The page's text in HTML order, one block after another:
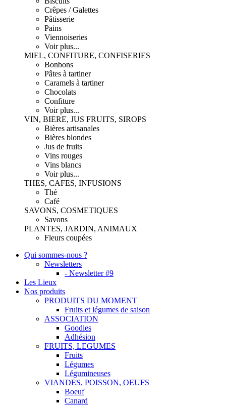
Crêpes / Galettes
Pâtisserie
Pains
Viennoiseries
Voir plus...
MIEL, CONFITURE, CONFISERIES
Bonbons
Pâtes à tartiner
Caramels à tartiner
Chocolats
Confiture
Voir plus...
VIN, BIERE, JUS FRUITS, SIROPS
Bières artisanales
Bières blondes
Jus de fruits
Vins rouges
Vins blancs
Voir plus...
THES, CAFES, INFUSIONS
Thé
Café
SAVONS, COSMETIQUES
Savons
PLANTES, JARDIN, ANIMAUX
Fleurs coupées
Qui sommes-nous ?
Newsletters
- Newsletter #9
Les Lieux
Nos produits
PRODUITS DU MOMENT
Fruits et légumes de saison
ASSOCIATION
Goodies
Adhésion
FRUITS, LEGUMES
Fruits
Légumes
Légumineuses
VIANDES, POISSON, OEUFS
Boeuf
Canard